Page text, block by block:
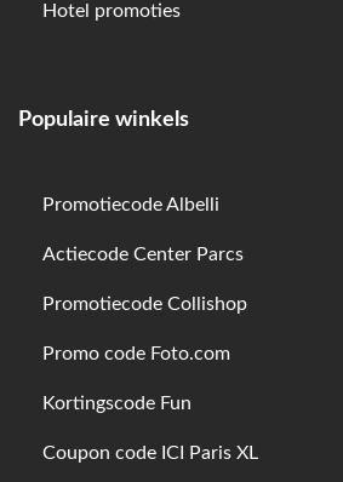
Hotel promoties
Populaire winkels
Promotiecode Albelli
Actiecode Center Parcs
Promotiecode Collishop
Promo code Foto.com
Kortingscode Fun
Coupon code ICI Paris XL